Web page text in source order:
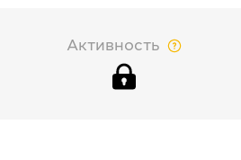
Активность